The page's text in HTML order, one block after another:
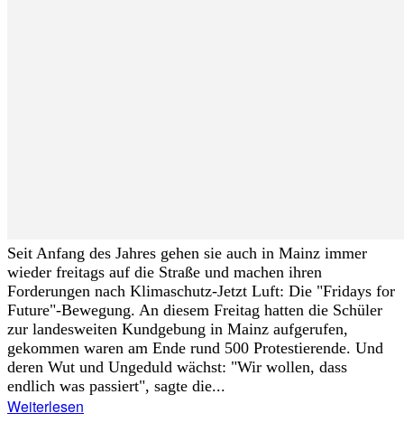
Seit Anfang des Jahres gehen sie auch in Mainz immer
wieder freitags auf die Straße und machen ihren
Forderungen nach Klimaschutz-Jetzt Luft: Die "Fridays for
Future"-Bewegung. An diesem Freitag hatten die Schüler
zur landesweiten Kundgebung in Mainz aufgerufen,
gekommen waren am Ende rund 500 Protestierende. Und
deren Wut und Ungeduld wächst: "Wir wollen, dass
endlich was passiert", sagte die...
Weiterlesen